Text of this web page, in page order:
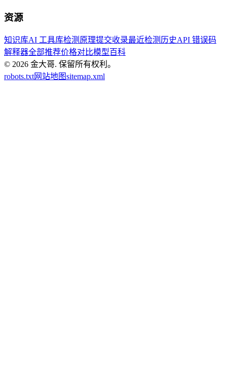
资源
知识库AI 工具库检测原理提交收录最近检测历史API 错误码
解释器全部推荐价格对比模型百科
© 2026 金大哥. 保留所有权利。
robots.txt网站地图sitemap.xml